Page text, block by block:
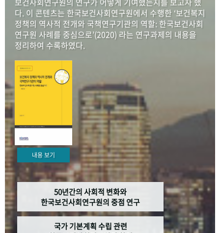
사진 아카이브 문서 기록물 행정박물 영상 기록물
50+1주년 기념
성과 50선 숫자로 보는 50년
세계와 함께 한 KIHASA
VR 역사관
다. 이 콘텐츠는 한국보건사회연구원에서 수행한 ‘보건복지
정책의 역사적 전개와 국책연구기관의 역할: 한국보건사회
연구원 사례를 중심으로’(2020) 라는 연구과제의 내용을
정리하여 수록하였다.
내용 보기
50년간의 사회적 변화와
한국보건사회연구원의 중점 연구
국가 기본계획 수립 관련